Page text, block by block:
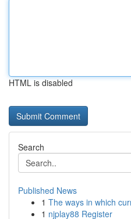
HTML is disabled
Search
Published News
1 The ways in which
1 njplay88 Register